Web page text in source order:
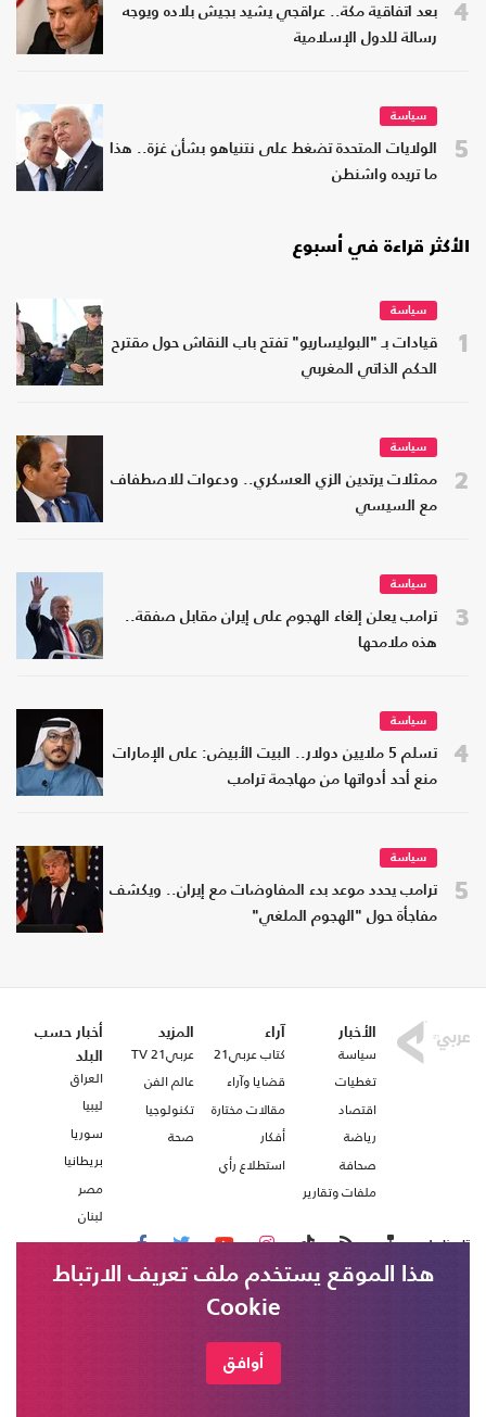
4
بعد اتفاقية مكة.. عراقجي يشيد بجيش بلاده ويوجه
رسالة للدول الإسلامية
5
سياسة
الولايات المتحدة تضغط على نتنياهو بشأن غزة.. هذا
ما تريده واشنطن
الأكثر قراءة في أسبوع
1
سياسة
قيادات بـ "البوليساريو" تفتح باب النقاش حول مقترح
الحكم الذاتي المغربي
2
سياسة
ممثلات يرتدين الزي العسكري.. ودعوات للاصطفاف
مع السيسي
3
سياسة
ترامب يعلن إلغاء الهجوم على إيران مقابل صفقة..
هذه ملامحها
4
سياسة
تسلم 5 ملايين دولار.. البيت الأبيض: على الإمارات
منع أحد أدواتها من مهاجمة ترامب
5
سياسة
ترامب يحدد موعد بدء المفاوضات مع إيران.. ويكشف
مفاجأة حول "الهجوم الملغي"
الأخبار
سياسة
تغطيات
اقتصاد
رياضة
صحافة
ملفات وتقارير
آراء
كتاب عربي21
قضايا وآراء
مقالات مختارة
أفكار
استطلاع رأي
المزيد
عربي21 TV
عالم الفن
تكنولوجيا
صحة
أخبار حسب
البلد
العراق
ليبيا
سوريا
بريطانيا
مصر
لبنان
تابعنا على
هذا الموقع يستخدم ملف تعريف الارتباط
Cookie
أوافق